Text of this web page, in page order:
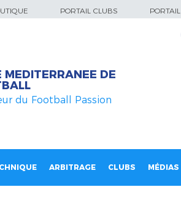
PORTAIL CLUBS
MEDITERRANEE DE
du Football Passion
ARBITRAGE CLUBS MÉDIAS